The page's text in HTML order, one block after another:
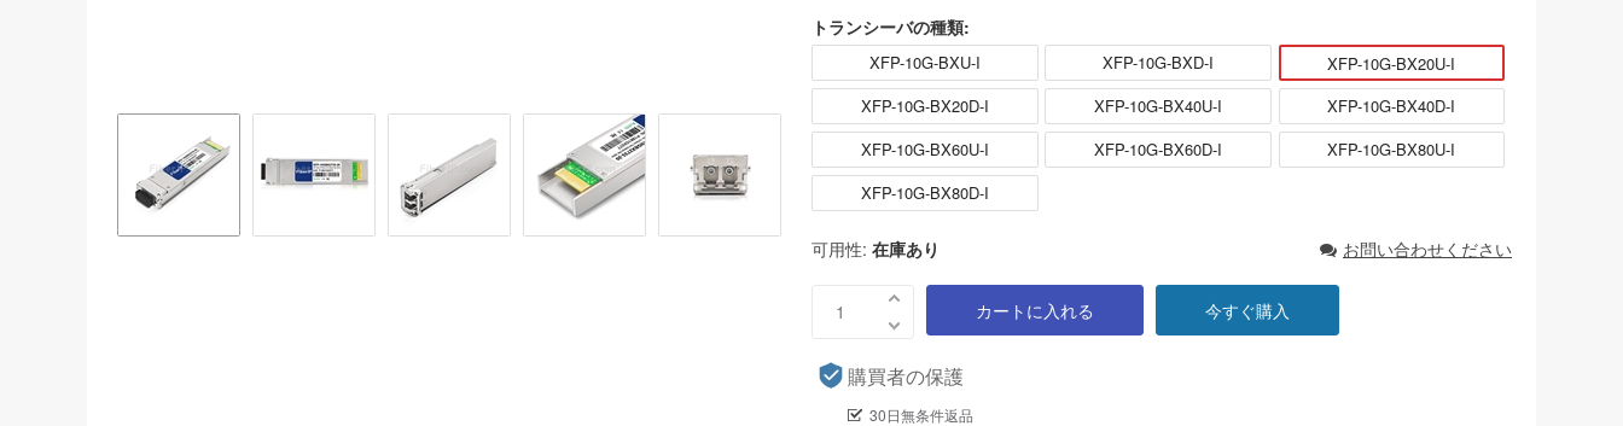
トランシーバの種類:
XFP-10G-BXU-I XFP-10G-BXD-I
XFP-10G-BX20U-I
XFP-10G-BX20D-I
XFP-10G-BX40U-I
XFP-10G-BX40D-I
XFP-10G-BX60U-I
XFP-10G-BX60D-I
XFP-10G-BX80U-I
XFP-10G-BX80D-I
可用性: 在庫あり お問い合わせください
カートに入れる 今すぐ購入
購買者の保護
30日無条件返品